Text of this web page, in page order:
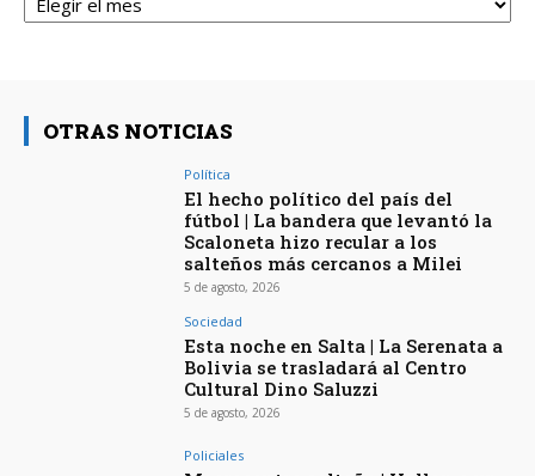
OTRAS NOTICIAS
Política
El hecho político del país del
fútbol | La bandera que levantó la
Scaloneta hizo recular a los
salteños más cercanos a Milei
5 de agosto, 2026
Sociedad
Esta noche en Salta | La Serenata a
Bolivia se trasladará al Centro
Cultural Dino Saluzzi
5 de agosto, 2026
Policiales